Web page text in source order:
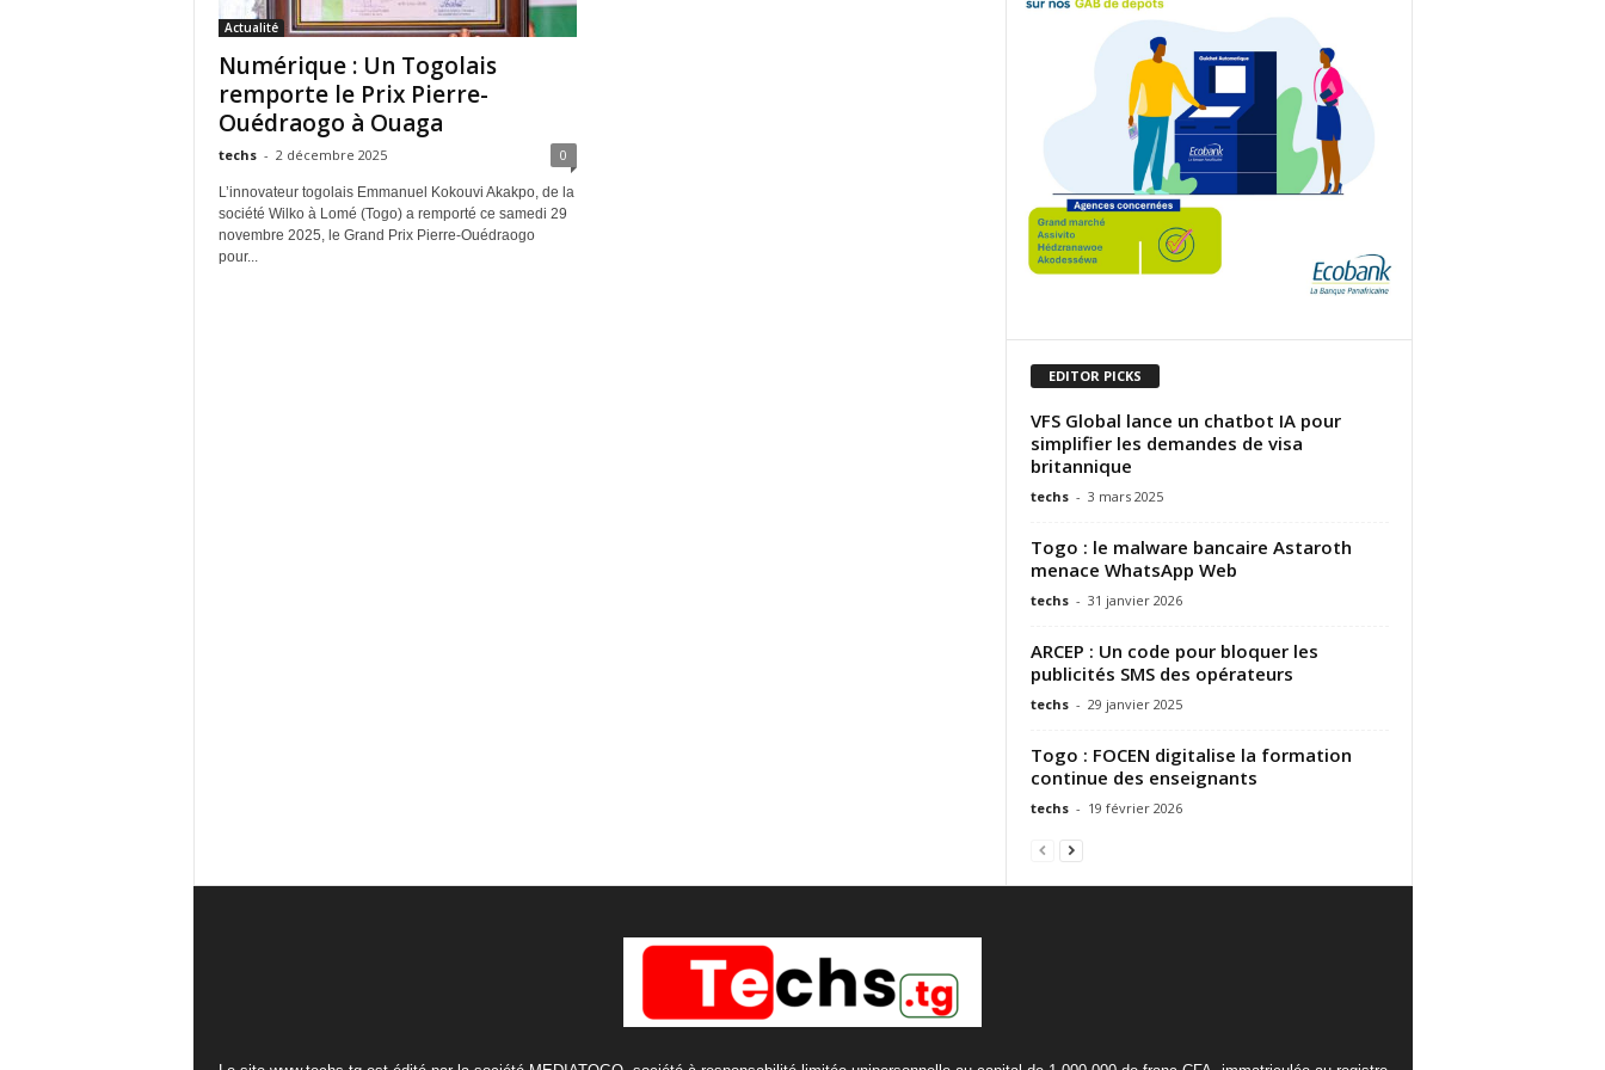
Actualité
Numérique : Un Togolais
remporte le Prix Pierre-
Ouédraogo à Ouaga
techs - 2 décembre 2025 0
L’innovateur togolais Emmanuel Kokouvi Akakpo, de la
société Wilko à Lomé (Togo) a remporté ce samedi 29
novembre 2025, le Grand Prix Pierre-Ouédraogo
pour...
EDITOR PICKS
VFS Global lance un chatbot IA pour
simplifier les demandes de visa
britannique
techs - 3 mars 2025
Togo : le malware bancaire Astaroth
menace WhatsApp Web
techs - 31 janvier 2026
ARCEP : Un code pour bloquer les
publicités SMS des opérateurs
techs - 29 janvier 2025
Togo : FOCEN digitalise la formation
continue des enseignants
techs - 19 février 2026